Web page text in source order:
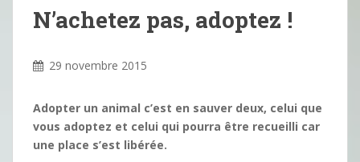
N’achetez pas, adoptez !
29 novembre 2015
Adopter un animal c’est en sauver deux, celui que
vous adoptez et celui qui pourra être recueilli car
une place s’est libérée.